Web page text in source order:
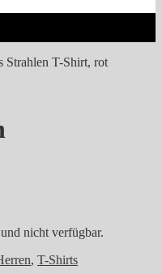
Strahlen T-Shirt, rot
nicht verfügbar.
, T-Shirts